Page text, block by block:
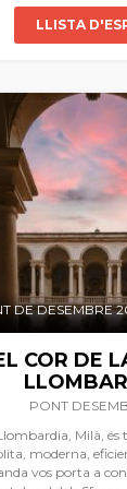
LLISTA
DE DESEMBRE
COR DE
PONT
Milà,
moderna,
vos porta a